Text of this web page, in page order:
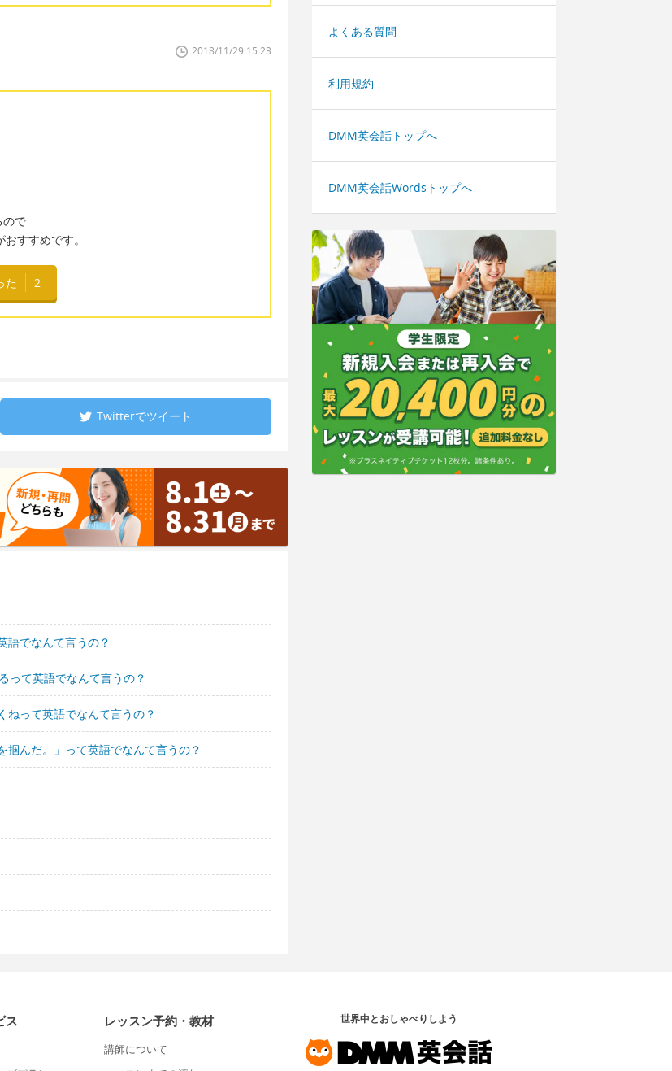
2018/11/29 15:23
ので
すすめです。
た 2
Twitterでツイート
語でなんて言うの？
って英語でなんて言うの？
ねって英語でなんて言うの？
掴んだ。」って英語でなんて言うの？
よくある質問
利用規約
DMM英会話トップへ
DMM英会話Wordsトップへ
ス レッスン予約・教材
講師について
世界中とおしゃべりしよう